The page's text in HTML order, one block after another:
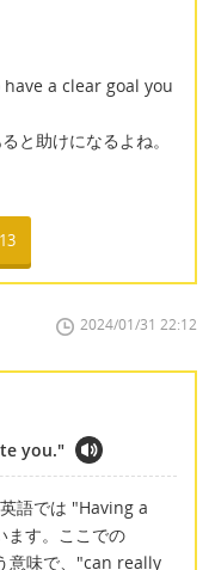
a clear goal you
と助けになるよね。
13
2024/01/31 22:12
you."
語では "Having a
す。ここでの
意味で、"can really